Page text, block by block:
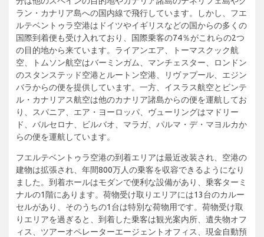
ラン・カナリア島への国内線で飛行しています。しかし、フエ
ルテベントゥラ空港はドイツやイギリスなどの国からの多くの
国際到着便も受け入れており、国際乗客の74％がこれらの2つ
の目的地から来ています。ライアンエア、トーマスクック航
空、トムソン航空はバーミンガム、マンチェスター、ロンドン
のスタンステッド空港とルートン空港、リヴァプール、エジン
バラからの便を提供しています。一方、イスラス航空とビンテ
ル・カナリアス航空は他のカナリア諸島からの便を運航してお
り、スパニア、エア・ヨーロッパ、ヴューリングはマドリー
ド、バルセロナ、ビルバオ、マラガ、パルマ・デ・マヨルカか
らの便を運航しています。
フエルテベントゥラ空港の到着エリアは最近改装され、空港の
建物は拡張され、年間800万人の乗客を収容できるようになり
ました。到着ホールはモダンで便利な設備があり、乗客ターミ
ナルの1階にあります。荷物受け取りエリアには13台のカルー
セルがあり、そのうちの1台は特別な荷物用です。荷物受け取
りエリアを過ぎると、到着した乗客は観光案内所、遺失物オフ
ィス、ツアーオペレーターエージェントオフィス、現金自動預